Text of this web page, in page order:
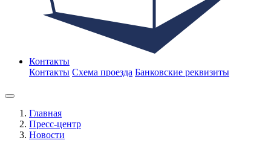
Контакты
Контакты Схема проезда Банковские реквизиты
Главная
Пресс-центр
Новости